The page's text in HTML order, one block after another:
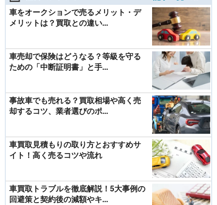
車をオークションで売るメリット・デ
メリットは？買取との違い...
車売却で保険はどうなる？等級を守る
ための「中断証明書」と手...
事故車でも売れる？買取相場や高く売
却するコツ、業者選びのポ...
車買取見積もりの取り方とおすすめサ
イト！高く売るコツや流れ
車買取トラブルを徹底解説！5大事例の
回避策と契約後の減額やキ...